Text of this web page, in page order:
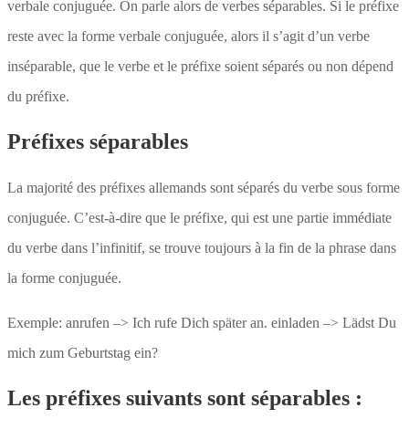
verbale conjuguée. On parle alors de verbes séparables. Si le préfixe
reste avec la forme verbale conjuguée, alors il s’agit d’un verbe
inséparable, que le verbe et le préfixe soient séparés ou non dépend
du préfixe.
Préfixes séparables
La majorité des préfixes allemands sont séparés du verbe sous forme
conjuguée. C’est-à-dire que le préfixe, qui est une partie immédiate
du verbe dans l’infinitif, se trouve toujours à la fin de la phrase dans
la forme conjuguée.
Exemple: anrufen –> Ich rufe Dich später an. einladen –> Lädst Du
mich zum Geburtstag ein?
Les préfixes suivants sont séparables :